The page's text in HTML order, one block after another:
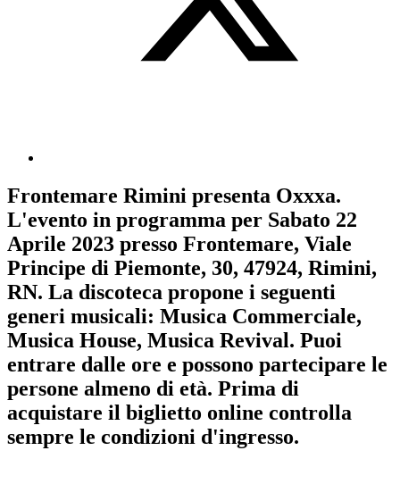
Frontemare Rimini presenta Oxxxa.
L'evento in programma per Sabato 22
Aprile 2023 presso Frontemare, Viale
Principe di Piemonte, 30, 47924, Rimini,
RN. La discoteca propone i seguenti
generi musicali: Musica Commerciale,
Musica House, Musica Revival. Puoi
entrare dalle ore e possono partecipare le
persone almeno di età. Prima di
acquistare il biglietto online controlla
sempre le condizioni d'ingresso.